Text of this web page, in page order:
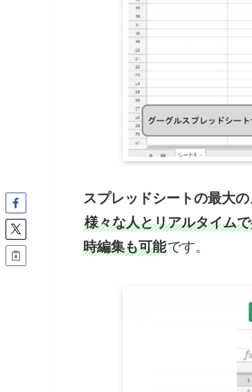
スプレッドシートの最大の
様々な人とリアルタイム
時編集も可能です。